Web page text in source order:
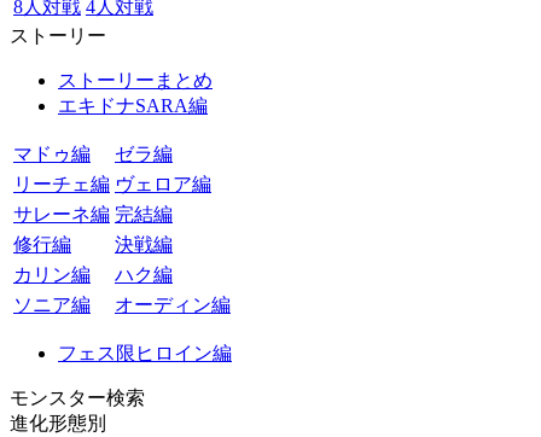
8人対戦 4人対戦
ストーリー
ストーリーまとめ
エキドナSARA編
マドゥ編
ゼラ編
リーチェ編 ヴェロア編
サレーネ編 完結編
修行編
決戦編
カリン編
ハク編
ソニア編
オーディン編
フェス限ヒロイン編
モンスター検索
進化形態別